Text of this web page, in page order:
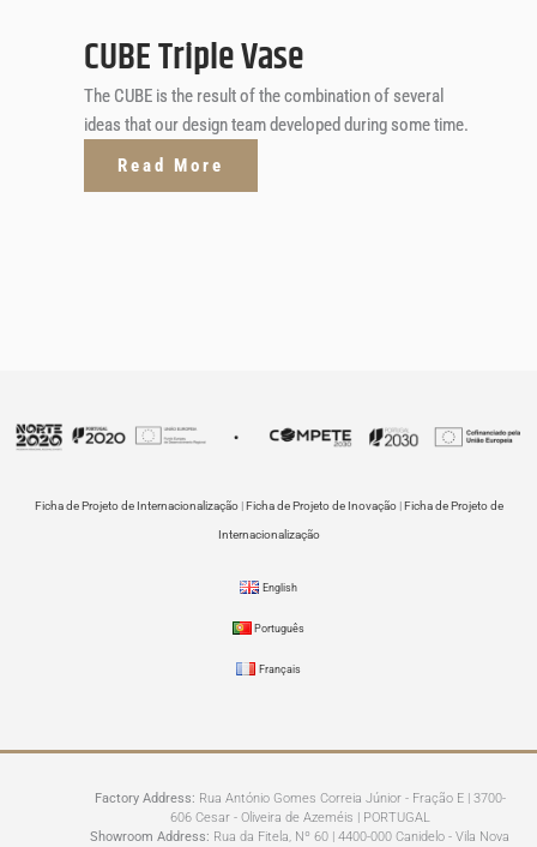
CUBE Triple Vase
The CUBE is the result of the combination of several
ideas that our design team developed during some time.
Read More
Ficha de Projeto de Internacionalização|Ficha de Projeto de Inovação|Ficha de Projeto de
Internacionalização
English
Português
Français
Factory Address: Rua António Gomes Correia Júnior - Fração E | 3700-
606 Cesar - Oliveira de Azeméis | PORTUGAL
Showroom Address: Rua da Fitela, Nº 60 | 4400-000 Canidelo - Vila Nova